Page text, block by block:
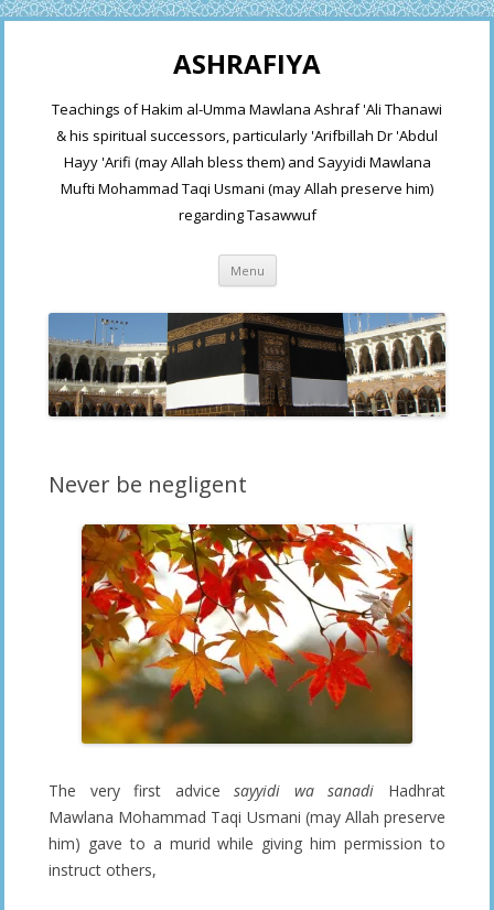
ASHRAFIYA
Teachings of Hakim al-Umma Mawlana Ashraf 'Ali Thanawi
& his spiritual successors, particularly 'Arifbillah Dr 'Abdul
Hayy 'Arifi (may Allah bless them) and Sayyidi Mawlana
Mufti Mohammad Taqi Usmani (may Allah preserve him)
regarding Tasawwuf
Menu Skip
content
Never be negligent
The very first advicesayyidi wa sanadi Hadhrat
Mawlana Mohammad Taqi Usmani (may Allah preserve
him) gave to a murid while giving him permission to
instruct others,